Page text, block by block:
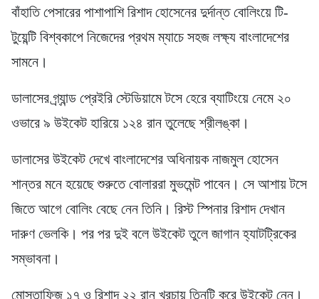
বাঁহাতি পেসারের পাশাপাশি রিশাদ হোসেনের দুর্দান্ত বোলিংয়ে টি-
টুয়েন্টি বিশ্বকাপে নিজেদের প্রথম ম্যাচে সহজ লক্ষ্য বাংলাদেশের
সামনে।
ডালাসের গ্র্যান্ড প্রেইরি স্টেডিয়ামে টসে হেরে ব্যাটিংয়ে নেমে ২০
ওভারে ৯ উইকেট হারিয়ে ১২৪ রান তুলেছে শ্রীলঙ্কা।
ডালাসের উইকেট দেখে বাংলাদেশের অধিনায়ক নাজমুল হোসেন
শান্তর মনে হয়েছে শুরুতে বোলাররা মুভমেন্ট পাবেন। সে আশায় টসে
জিতে আগে বোলিং বেছে নেন তিনি। রিস্ট স্পিনার রিশাদ দেখান
দারুণ ভেলকি। পর পর দুই বলে উইকেট তুলে জাগান হ্যাটট্রিকের
সম্ভাবনা।
মোস্তাফিজ ১৭ ও রিশাদ ২২ রান খরচায় তিনটি করে উইকেট নেন।